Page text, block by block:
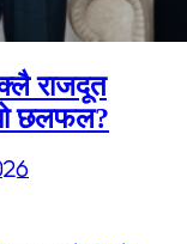
राजदूत
छलफल?